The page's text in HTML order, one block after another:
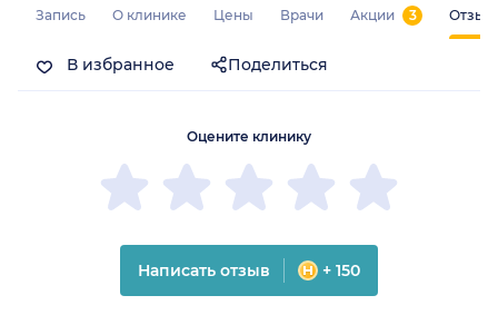
Запись О клинике Цены Врачи Акции 3
В избранное Поделиться
Оцените клинику
Написать отзыв + 150